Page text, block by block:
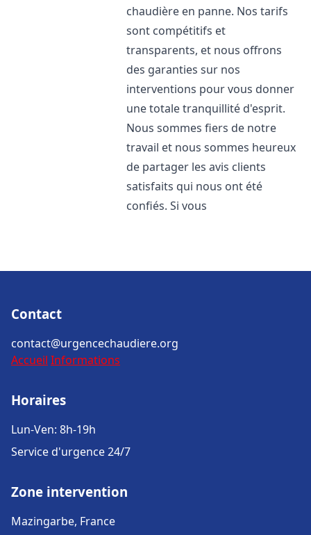
chaudière en panne. Nos tarifs
sont compétitifs et
transparents, et nous offrons
des garanties sur nos
interventions pour vous donner
une totale tranquillité d'esprit.
Nous sommes fiers de notre
travail et nous sommes heureux
de partager les avis clients
satisfaits qui nous ont été
confiés. Si vous
Contact
contact@urgencechaudiere.org
Accueil Informations
Horaires
Lun-Ven: 8h-19h
Service d'urgence 24/7
Zone intervention
Mazingarbe, France